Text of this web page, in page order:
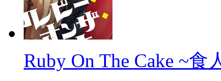
Ruby On The Cake ~食